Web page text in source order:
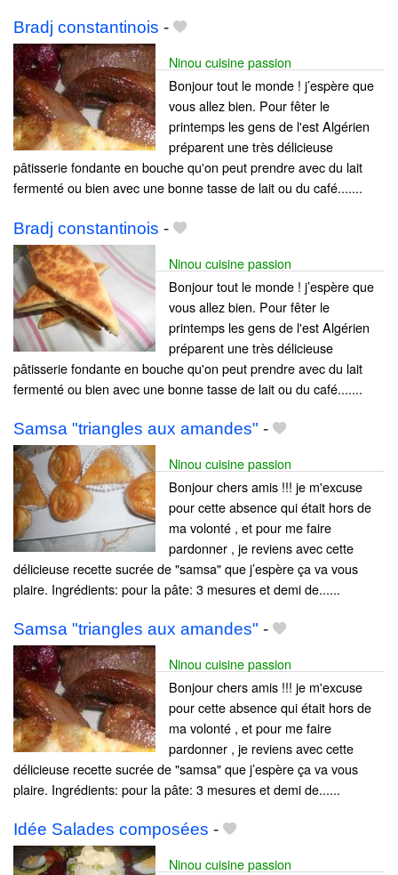
Bradj constantinois -
Ninou cuisine passion
Bonjour tout le monde ! j’espère que
vous allez bien. Pour fêter le
printemps les gens de l'est Algérien
préparent une très délicieuse
pâtisserie fondante en bouche qu'on peut prendre avec du lait
fermenté ou bien avec une bonne tasse de lait ou du café.......
Bradj constantinois -
Ninou cuisine passion
Bonjour tout le monde ! j’espère que
vous allez bien. Pour fêter le
printemps les gens de l'est Algérien
préparent une très délicieuse
pâtisserie fondante en bouche qu'on peut prendre avec du lait
fermenté ou bien avec une bonne tasse de lait ou du café.......
Samsa "triangles aux amandes" -
Ninou cuisine passion
Bonjour chers amis !!! je m'excuse
pour cette absence qui était hors de
ma volonté , et pour me faire
pardonner , je reviens avec cette
délicieuse recette sucrée de "samsa" que j’espère ça va vous
plaire. Ingrédients: pour la pâte: 3 mesures et demi de......
Samsa "triangles aux amandes" -
Ninou cuisine passion
Bonjour chers amis !!! je m'excuse
pour cette absence qui était hors de
ma volonté , et pour me faire
pardonner , je reviens avec cette
délicieuse recette sucrée de "samsa" que j’espère ça va vous
plaire. Ingrédients: pour la pâte: 3 mesures et demi de......
Idée Salades composées -
Ninou cuisine passion